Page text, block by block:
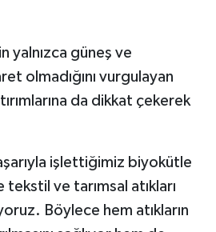
yalnızca güneş ve
olmadığını vurgulayan
da dikkat çekerek
işlettiğimiz biyokütle
ve tarımsal atıkları
Böylece hem atıkların